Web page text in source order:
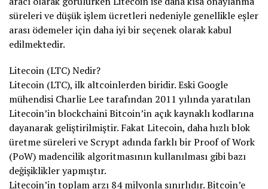
süreleri ve düşük işlem ücretleri nedeniyle genellikle eşler
arası ödemeler için daha iyi bir seçenek olarak kabul
edilmektedir.
Litecoin (LTC) Nedir?
Litecoin (LTC), ilk altcoinlerden biridir. Eski Google
mühendisi Charlie Lee tarafından 2011 yılında yaratılan
Litecoin’in blockchaini Bitcoin’in açık kaynaklı kodlarına
dayanarak geliştirilmiştir. Fakat Litecoin, daha hızlı blok
üretme süreleri ve Scrypt adında farklı bir Proof of Work
(PoW) madencilik algoritmasının kullanılması gibi bazı
değişiklikler yapmıştır.
Litecoin’in toplam arzı 84 milyonla sınırlıdır. Bitcoin’e